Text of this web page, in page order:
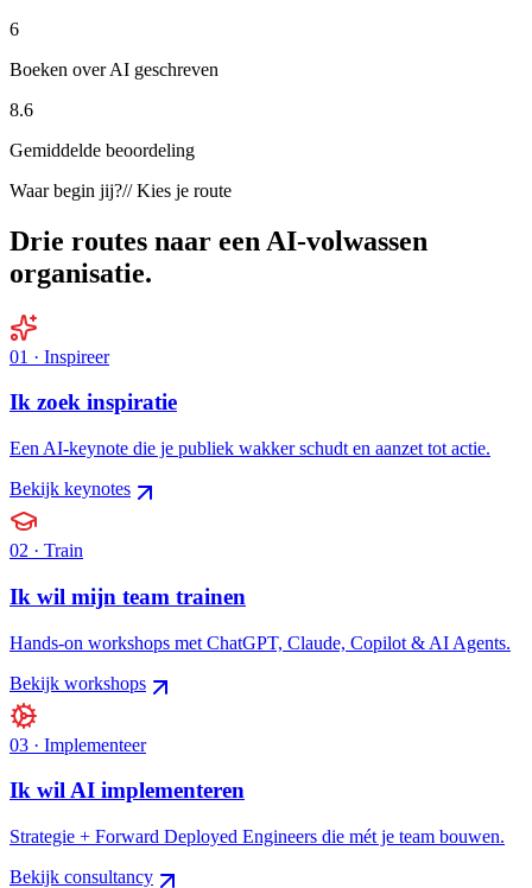
6
Boeken over AI geschreven
8.6
Gemiddelde beoordeling
Waar begin jij?// Kies je route
Drie routes naar een AI-volwassen
organisatie.
01 · Inspireer
Ik zoek inspiratie
Een AI-keynote die je publiek wakker schudt en aanzet tot actie.
Bekijk keynotes
02 · Train
Ik wil mijn team trainen
Hands-on workshops met ChatGPT, Claude, Copilot & AI Agents.
Bekijk workshops
03 · Implementeer
Ik wil AI implementeren
Strategie + Forward Deployed Engineers die mét je team bouwen.
Bekijk consultancy